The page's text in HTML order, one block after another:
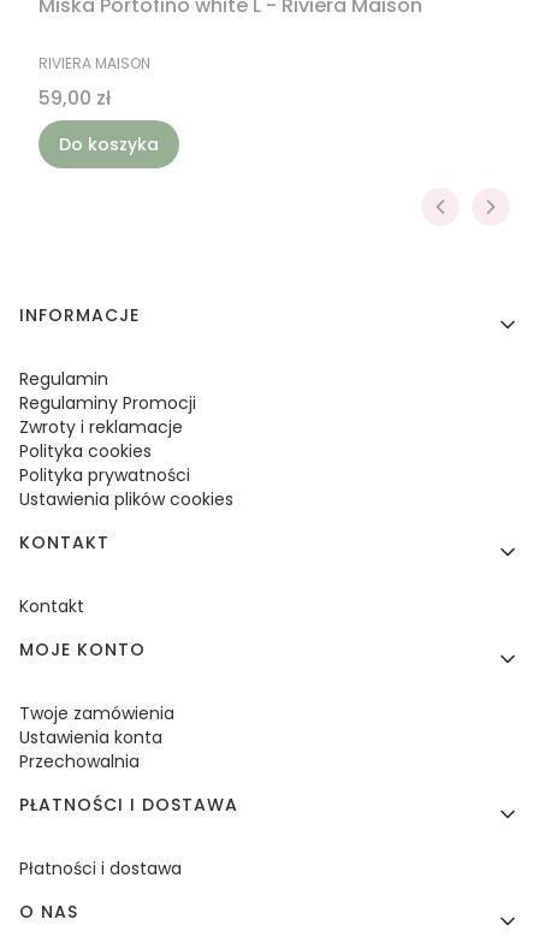
PRODUCENT
RIVIERA MAISON
Cena
59,00 zł
Do koszyka
Linki w stopce
INFORMACJE
Regulamin
Regulaminy Promocji
Zwroty i reklamacje
Polityka cookies
Polityka prywatności
Ustawienia plików cookies
KONTAKT
Kontakt
MOJE KONTO
Twoje zamówienia
Ustawienia konta
Przechowalnia
PŁATNOŚCI I DOSTAWA
Płatności i dostawa
O NAS